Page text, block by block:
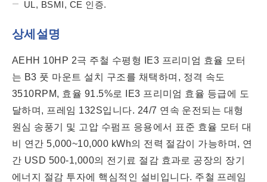
UL, BSMI, CE 인증.
상세설명
AEHH 10HP 2극 주철 수평형 IE3 프리미엄 효율 모터
는 B3 풋 마운트 설치 구조를 채택하며, 정격 속도
3510RPM, 효율 91.5%로 IE3 프리미엄 효율 등급에 도
달하며, 프레임 132S입니다. 24/7 연속 운전되는 대형
원심 송풍기 및 고압 수펌프 응용에서 표준 효율 모터 대
비 연간 5,000~10,000 kWh의 전력 절감이 가능하며, 연
간 USD 500-1,000의 전기료 절감 효과로 공장의 장기
에너지 절감 투자에 핵심적인 설비입니다. 주철 프레임